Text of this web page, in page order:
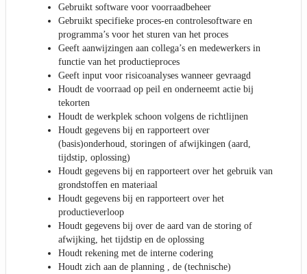
Gebruikt software voor voorraadbeheer
Gebruikt specifieke proces-en controlesoftware en
programma’s voor het sturen van het proces
Geeft aanwijzingen aan collega’s en medewerkers in
functie van het productieproces
Geeft input voor risicoanalyses wanneer gevraagd
Houdt de voorraad op peil en onderneemt actie bij
tekorten
Houdt de werkplek schoon volgens de richtlijnen
Houdt gegevens bij en rapporteert over
(basis)onderhoud, storingen of afwijkingen (aard,
tijdstip, oplossing)
Houdt gegevens bij en rapporteert over het gebruik van
grondstoffen en materiaal
Houdt gegevens bij en rapporteert over het
productieverloop
Houdt gegevens bij over de aard van de storing of
afwijking, het tijdstip en de oplossing
Houdt rekening met de interne codering
Houdt zich aan de planning , de (technische)